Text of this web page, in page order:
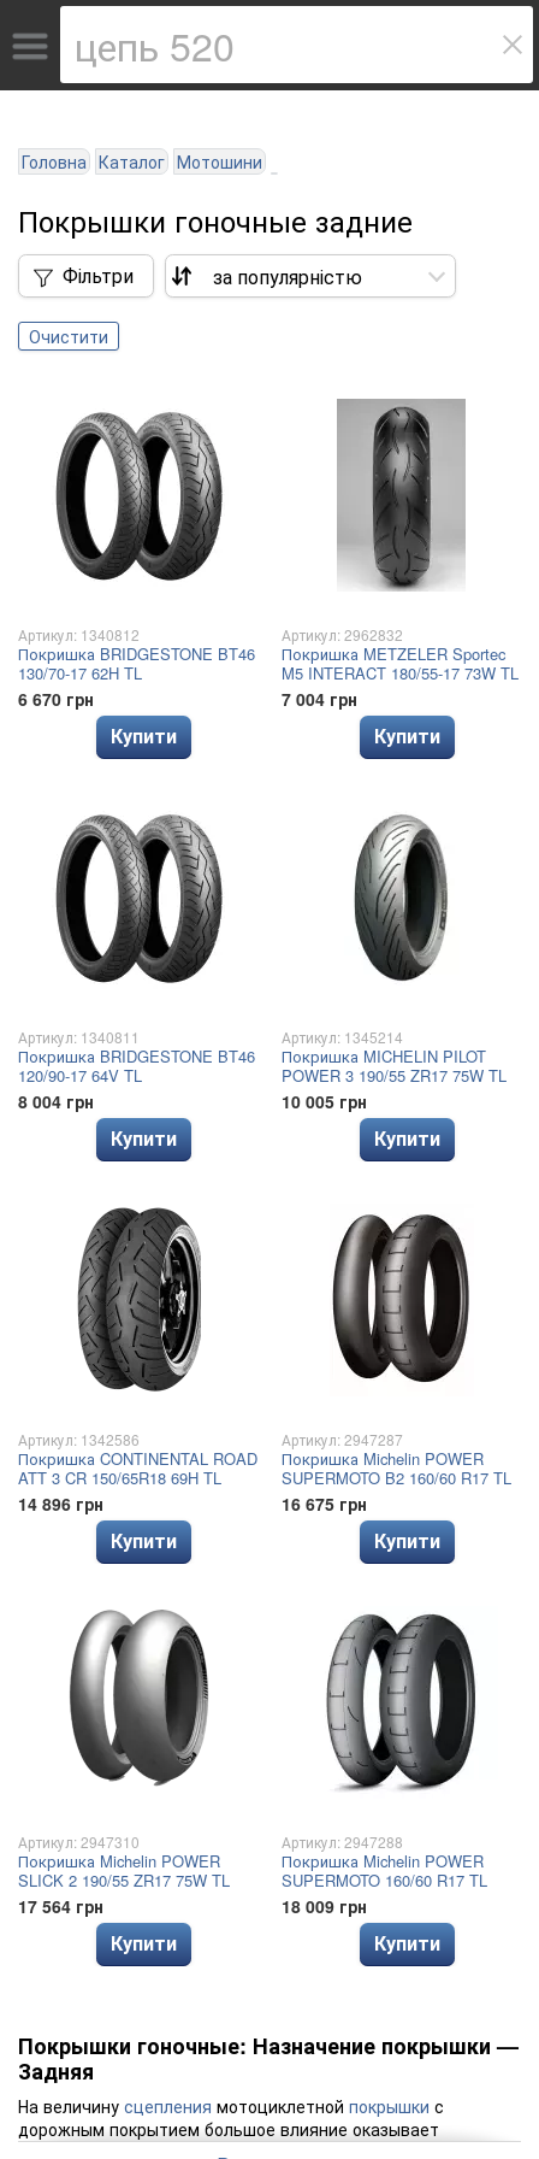
Головна Каталог Мотошини
Покрышки гоночные задние
Фільтри
Очистити
Артикул: 1340812
Покришка BRIDGESTONE BT46
130/70-17 62H TL
6 670 грн
Купити
Артикул: 2962832
Покришка METZELER Sportec
M5 INTERACT 180/55-17 73W TL
7 004 грн
Купити
Артикул: 1340811
Покришка BRIDGESTONE BT46
120/90-17 64V TL
8 004 грн
Купити
Артикул: 1345214
Покришка MICHELIN PILOT
POWER 3 190/55 ZR17 75W TL
10 005 грн
Купити
Артикул: 1342586
Покришка CONTINENTAL ROAD
ATT 3 CR 150/65R18 69H TL
14 896 грн
Купити
Артикул: 2947287
Покришка Michelin POWER
SUPERMOTO B2 160/60 R17 TL
16 675 грн
Купити
Артикул: 2947310
Покришка Michelin POWER
SLICK 2 190/55 ZR17 75W TL
17 564 грн
Купити
Артикул: 2947288
Покришка Michelin POWER
SUPERMOTO 160/60 R17 TL
18 009 грн
Купити
Покрышки гоночные: Назначение покрышки —
Задняя
На величину сцепления мотоциклетной покрышки с
дорожным покрытием большое влияние оказывает